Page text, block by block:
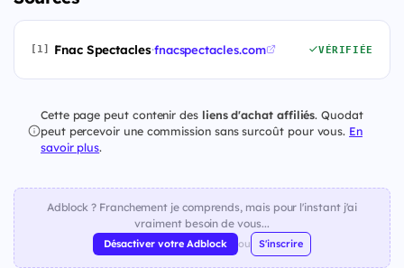
[1] Fnac Spectacles·fnacspectacles.com VÉRIFIÉE
Cette page peut contenir des liens d'achat affiliés. Quodat
peut percevoir une commission sans surcoût pour vous. En
savoir plus.
Adblock ? Franchement je comprends, mais pour l'instant j'ai
vraiment besoin de vous...
Désactiver votre Adblock ou S'inscrire